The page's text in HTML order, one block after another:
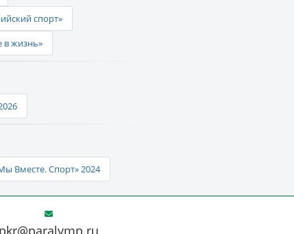
спорт»
в жизнь»
Вместе. Спорт» 2024
pkr@paralymp.ru